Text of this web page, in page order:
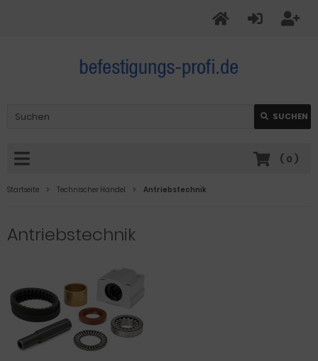
SUCHEN
( 0 )
Startseite Technischer Handel Antriebstechnik
Antriebstechnik